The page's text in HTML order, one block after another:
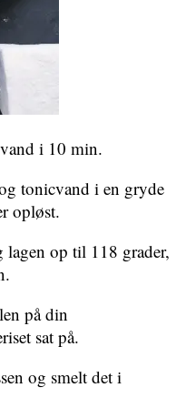
i 10 min.
tonicvand i en gryde
opløst.
op til 118 grader,
på din
sat på.
og smelt det i